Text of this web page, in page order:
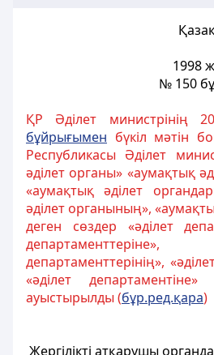
1998
№ 150
ҚР Әділет министрінің
бұйрығымен бүкіл мәтін
Республикасы Әділет
әділет органы» «аумақтық
«аумақтық әділет
әділет органының»,
деген сөздер «әділет
департаменттерінің»,
«әділет
ауыстырылды (бұр.ред.қара)
Жергілікті атқарушы